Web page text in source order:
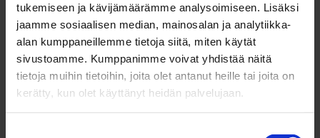
tukemiseen ja kävijämäärämme analysoimiseen. Lisäksi
jaamme sosiaalisen median, mainosalan ja analytiikka-
alan kumppaneillemme tietoja siitä, miten käytät
sivustoamme. Kumppanimme voivat yhdistää näitä
tietoja muihin tietoihin, joita olet antanut heille tai joita on
kerätty, kun olet käyttänyt heidän palvelujaan.
Huhtikuussa 2025 julkaistuSporttiData-raporttion
Olympiakomitean tuottama julkinen raportti, joka
kokoaa yhteen tilastotietoa urheilun toimialasta.
Raportissa hyödynnetään useita tietolähteitä, kuten
Suomisport-järjestelmää, Palloliiton Pelipaikkaa,
Voimisteluliiton Hoikaa, Golfliiton eBirdietä sekä
Tilastokeskuksen ja THL:n aineistoja. Raportin